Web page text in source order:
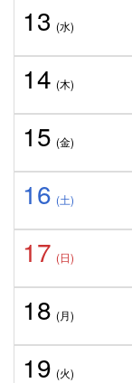
13 (水)
14 (木)
15 (金)
16 (土)
17 (日)
18 (月)
19 (火)